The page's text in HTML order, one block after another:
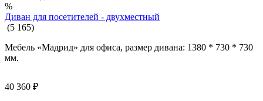
%
Диван для посетителей - двухместный
(5 165)
Мебель «Мадрид» для офиса, размер дивана: 1380 * 730 * 730
мм.
40 360 ₽